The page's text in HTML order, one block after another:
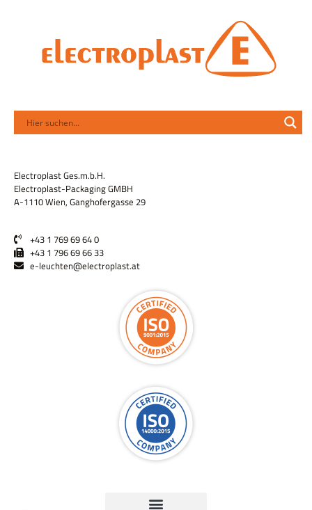
Electroplast Ges.m.b.H.
Electroplast-Packaging GMBH
A-1110 Wien, Ganghofergasse 29
+43 1 769 69 64 0
+43 1 796 69 66 33
e-leuchten@electroplast.at